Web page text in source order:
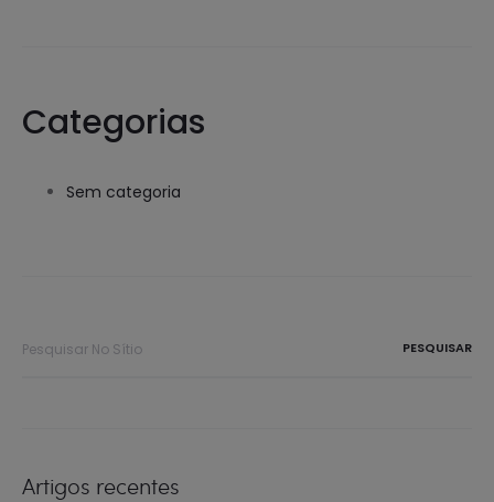
Categorias
Sem categoria
Artigos recentes